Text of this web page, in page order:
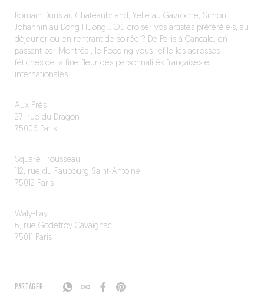
Romain Duris au Chateaubriand, Yelle au Gavroche, Simon
Johannin au Dong Huong… Où croiser vos artistes préféré·e·s, au
déjeuner ou en rentrant de soirée ? De Paris à Cancale, en
passant par Montréal, le Fooding vous refile les adresses
fétiches de la fine fleur des personnalités françaises et
internationales.
Aux Prés
27, rue du Dragon
75006 Paris
Square Trousseau
112, rue du Faubourg Saint-Antoine
75012 Paris
Waly-Fay
6, rue Godefroy Cavaignac
75011 Paris
PARTAGER